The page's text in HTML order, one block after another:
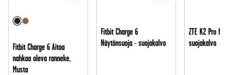
Fitbit Charge 6 Aitoa
nahkaa oleva ranneke,
Musta
Fitbit Charge 6
Näytönsuoja - suojakalvo
ZTE K2 Pro
suojakalvo